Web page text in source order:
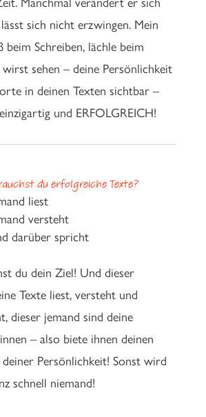
sich nicht erzwingen. Mein
beim Schreiben, lächle beim
sehen – deine Persönlichkeit
in deinen Texten sichtbar –
und ERFOLGREICH!
du erfolgreiche Texte?
liest
versteht
darüber spricht
du dein Ziel! Und dieser
Texte liest, versteht und
dieser jemand sind deine
– also biete ihnen deinen
Persönlichkeit! Sonst wird
schnell niemand!